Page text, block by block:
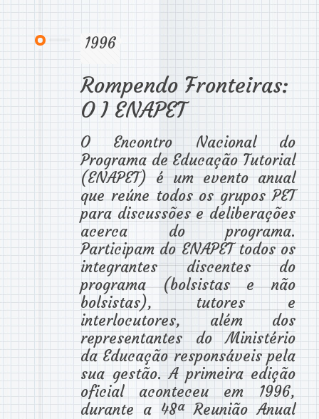
1996
Rompendo Fronteiras:
O I ENAPET
O Encontro Nacional do
Programa de Educação Tutorial
(ENAPET) é um evento anual
que reúne todos os grupos PET
para discussões e deliberações
acerca do programa.
Participam do ENAPET todos os
integrantes discentes do
programa (bolsistas e não
bolsistas), tutores e
interlocutores, além dos
representantes do Ministério
da Educação responsáveis pela
sua gestão. A primeira edição
oficial aconteceu em 1996,
durante a 48ª Reunião Anual